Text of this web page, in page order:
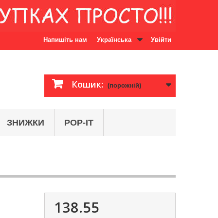
Увійти
Українська
Напишіть нам
Кошик: (порожній)
ЗНИЖКИ POP-IT
138.55